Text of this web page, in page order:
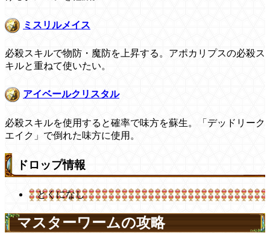
ミスリルメイス
必殺スキルで物防・魔防を上昇する。アポカリプスの必殺ス
キルと重ねて使いたい。
アイベールクリスタル
必殺スキルを使用すると確率で味方を蘇生。「デッドリーク
エイク」で倒れた味方に使用。
ドロップ情報
とくになし
マスターワームの攻略